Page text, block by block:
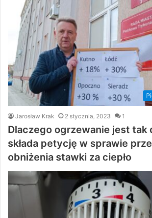
Jarosław Krak 2 stycznia, 2023 1
Dlaczego ogrzewanie jest tak
składa petycję w sprawie
obniżenia stawki za ciepło